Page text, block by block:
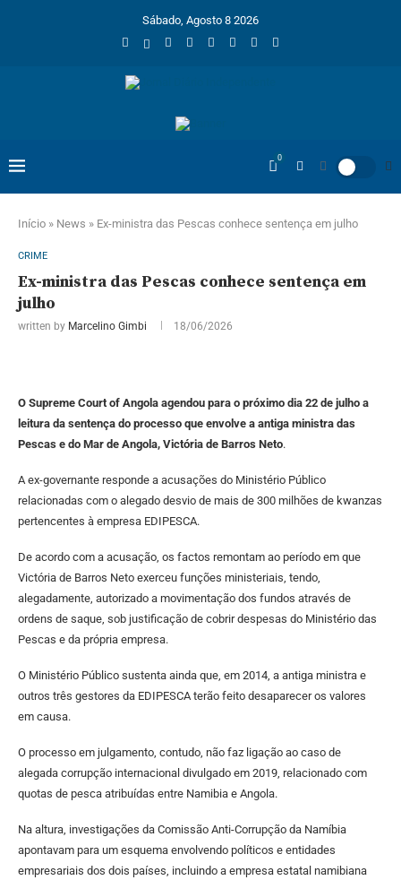
Sábado, Agosto 8 2026
0
Início » News » Ex-ministra das Pescas conhece sentença em julho
CRIME
Ex-ministra das Pescas conhece sentença em
julho
written by Marcelino Gimbi 18/06/2026
O Supreme Court of Angola agendou para o próximo dia 22 de julho a
leitura da sentença do processo que envolve a antiga ministra das
Pescas e do Mar de Angola, Victória de Barros Neto.
A ex-governante responde a acusações do Ministério Público
relacionadas com o alegado desvio de mais de 300 milhões de kwanzas
pertencentes à empresa EDIPESCA.
De acordo com a acusação, os factos remontam ao período em que
Victória de Barros Neto exerceu funções ministeriais, tendo,
alegadamente, autorizado a movimentação dos fundos através de
ordens de saque, sob justificação de cobrir despesas do Ministério das
Pescas e da própria empresa.
O Ministério Público sustenta ainda que, em 2014, a antiga ministra e
outros três gestores da EDIPESCA terão feito desaparecer os valores
em causa.
O processo em julgamento, contudo, não faz ligação ao caso de
alegada corrupção internacional divulgado em 2019, relacionado com
quotas de pesca atribuídas entre Namibia e Angola.
Na altura, investigações da Comissão Anti-Corrupção da Namíbia
apontavam para um esquema envolvendo políticos e entidades
empresariais dos dois países, incluindo a empresa estatal namibiana